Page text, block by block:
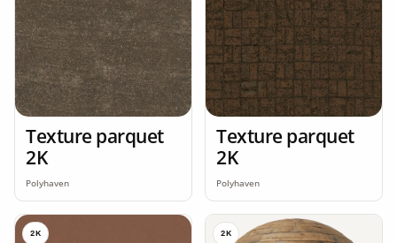
Texture parquet
2K
Polyhaven
Texture parquet
2K
Polyhaven
2K 2K